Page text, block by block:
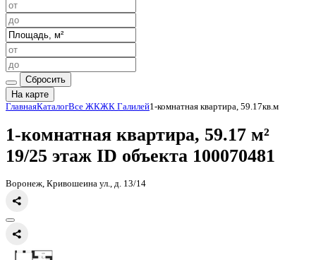
Сбросить
На карте
Главная КаталогВсе ЖКЖК Галилей
1-комнатная квартира, 59.17
19/25 этаж